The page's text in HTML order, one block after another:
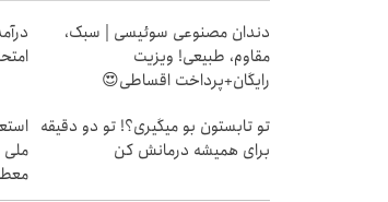
دندان مصنوعی سوئیسی | سبک،
مقاوم، طبیعی! ویزیت
رایگان+پرداخت اقساطی😍
تو تابستون بو میگیری؟! تو دو دقیقه
برای همیشه درمانش کن